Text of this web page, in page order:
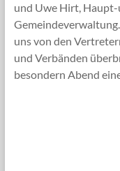
und Uwe Hirt,
uns von den
und Verbänden
besondern Abend